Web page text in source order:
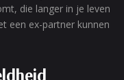
die langer in je leven
een ex-partner kunnen